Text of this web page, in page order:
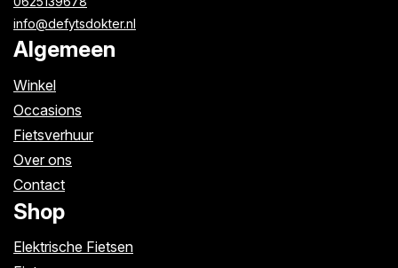
info@defytsdokter.nl
Algemeen
Winkel
Occasions
Fietsverhuur
Over ons
Contact
Shop
Elektrische Fietsen